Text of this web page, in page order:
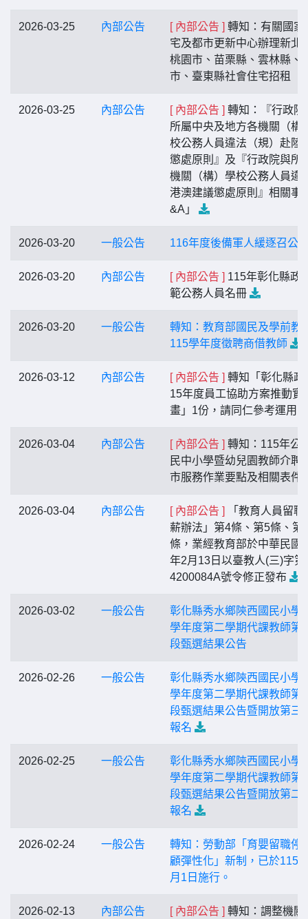
2026-03-25 內部公告 [ 內部公告 ] 轉知：有關國家
宅及都市更新中心辦理新北
桃園市、苗栗縣、雲林縣、
市、臺東縣社會住宅招租
2026-03-25 內部公告 [ 內部公告 ] 轉知：『行政院
所屬中央及地方各機關（構
校公務人員違法（規）赴陸
懲處原則』及『行政院與所
機關（構）學校公務人員違
港澳建議懲處原則』相關事
&A」
2026-03-20 一般公告 116年度後備軍人緩逐召公
2026-03-20 內部公告 [ 內部公告 ] 115年彰化縣政
範公務人員名冊
2026-03-20 一般公告
轉知：教育部國民及學前教
115學年度徵聘商借教師
2026-03-12 內部公告 [ 內部公告 ] 轉知「彰化縣政
15年度員工協助方案推動實
畫」1份，請同仁參考運用
2026-03-04 內部公告 [ 內部公告 ] 轉知：115年公
民中小學暨幼兒園教師介聘
市服務作業要點及相關表件
2026-03-04 內部公告 [ 內部公告 ]
「教育人員留職
薪辦法」第4條、第5條、第
條，業經教育部於中華民國
年2月13日以臺教人(三)字第
4200084A號令修正發布
2026-03-02 一般公告
彰化縣秀水鄉陝西國民小學
學年度第二學期代課教師第
段甄選結果公告
2026-02-26 一般公告
彰化縣秀水鄉陝西國民小學
學年度第二學期代課教師第
段甄選結果公告暨開放第三
報名
2026-02-25 一般公告
彰化縣秀水鄉陝西國民小學
學年度第二學期代課教師第
段甄選結果公告暨開放第二
報名
2026-02-24 一般公告
轉知：勞動部「育嬰留職停
顧彈性化」新制，已於115
月1日施行。
2026-02-13 內部公告 [ 內部公告 ] 轉知：調整機關